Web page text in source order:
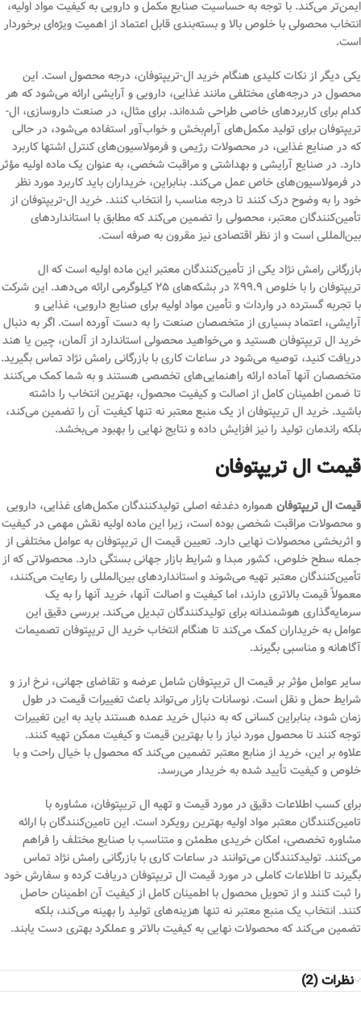
ایمن‌تر می‌کند. با توجه به حساسیت صنایع مکمل و دارویی به کیفیت مواد اولیه،
انتخاب محصولی با خلوص بالا و بسته‌بندی قابل اعتماد از اهمیت ویژه‌ای برخوردار
است.
یکی دیگر از نکات کلیدی هنگام خرید ال-تریپتوفان، درجه محصول است. این
محصول در درجه‌های مختلفی مانند غذایی، دارویی و آرایشی ارائه می‌شود که هر
کدام برای کاربردهای خاصی طراحی شده‌اند. برای مثال، در صنعت داروسازی، ال-
تریپتوفان برای تولید مکمل‌های آرام‌بخش و خواب‌آور استفاده می‌شود، در حالی
که در صنایع غذایی، در محصولات رژیمی و فرمولاسیون‌های کنترل اشتها کاربرد
دارد. در صنایع آرایشی و بهداشتی و مراقبت شخصی، به عنوان یک ماده اولیه مؤثر
در فرمولاسیون‌های خاص عمل می‌کند. بنابراین، خریداران باید کاربرد مورد نظر
خود را به وضوح درک کنند تا درجه مناسب را انتخاب کنند. خرید ال-تریپتوفان از
تأمین‌کنندگان معتبر، محصولی را تضمین می‌کند که مطابق با استانداردهای
بین‌المللی است و از نظر اقتصادی نیز مقرون به صرفه است.
بازرگانی رامش نژاد یکی از تأمین‌کنندگان معتبر این ماده اولیه است که ال
تریپتوفان را با خلوص ۹۹.۹٪ در بشکه‌های ۲۵ کیلوگرمی ارائه می‌دهد. این شرکت
با تجربه گسترده در واردات و تأمین مواد اولیه برای صنایع دارویی، غذایی و
آرایشی، اعتماد بسیاری از متخصصان صنعت را به دست آورده است. اگر به دنبال
خرید ال تریپتوفان هستید و می‌خواهید محصولی استاندارد از آلمان، چین یا هند
دریافت کنید، توصیه می‌شود در ساعات کاری با بازرگانی رامش نژاد تماس بگیرید.
متخصصان آنها آماده ارائه راهنمایی‌های تخصصی هستند و به شما کمک می‌کنند
تا ضمن اطمینان کامل از اصالت و کیفیت محصول، بهترین انتخاب را داشته
باشید. خرید ال تریپتوفان از یک منبع معتبر نه تنها کیفیت آن را تضمین می‌کند،
بلکه راندمان تولید را نیز افزایش داده و نتایج نهایی را بهبود می‌بخشد.
قیمت ال تریپتوفان
قیمت ال تریپتوفان همواره دغدغه اصلی تولیدکنندگان مکمل‌های غذایی، دارویی
و محصولات مراقبت شخصی بوده است، زیرا این ماده اولیه نقش مهمی در کیفیت
و اثربخشی محصولات نهایی دارد. تعیین قیمت ال تریپتوفان به عوامل مختلفی از
جمله سطح خلوص، کشور مبدا و شرایط بازار جهانی بستگی دارد. محصولاتی که از
تأمین‌کنندگان معتبر تهیه می‌شوند و استانداردهای بین‌المللی را رعایت می‌کنند،
معمولاً قیمت بالاتری دارند، اما کیفیت و اصالت آنها، خرید آنها را به یک
سرمایه‌گذاری هوشمندانه برای تولیدکنندگان تبدیل می‌کند. بررسی دقیق این
عوامل به خریداران کمک می‌کند تا هنگام انتخاب خرید ال تریپتوفان تصمیمات
آگاهانه و مناسبی بگیرند.
سایر عوامل مؤثر بر قیمت ال تریپتوفان شامل عرضه و تقاضای جهانی، نرخ ارز و
شرایط حمل و نقل است. نوسانات بازار می‌تواند باعث تغییرات قیمت در طول
زمان شود، بنابراین کسانی که به دنبال خرید عمده هستند باید به این تغییرات
توجه کنند تا محصول مورد نیاز را با بهترین قیمت و کیفیت ممکن تهیه کنند.
علاوه بر این، خرید از منابع معتبر تضمین می‌کند که محصول با خیال راحت و با
خلوص و کیفیت تأیید شده به خریدار می‌رسد.
برای کسب اطلاعات دقیق در مورد قیمت و تهیه ال تریپتوفان، مشاوره با
تامین‌کنندگان معتبر مواد اولیه بهترین رویکرد است. این تامین‌کنندگان با ارائه
مشاوره تخصصی، امکان خریدی مطمئن و متناسب با صنایع مختلف را فراهم
می‌کنند. تولیدکنندگان می‌توانند در ساعات کاری با بازرگانی رامش نژاد تماس
بگیرند تا اطلاعات کاملی در مورد قیمت ال تریپتوفان دریافت کرده و سفارش خود
را ثبت کنند و از تحویل محصول با اطمینان کامل از کیفیت آن اطمینان حاصل
کنند. انتخاب یک منبع معتبر نه تنها هزینه‌های تولید را بهینه می‌کند، بلکه
تضمین می‌کند که محصولات نهایی به کیفیت بالاتر و عملکرد بهتری دست یابند.
نظرات (2)